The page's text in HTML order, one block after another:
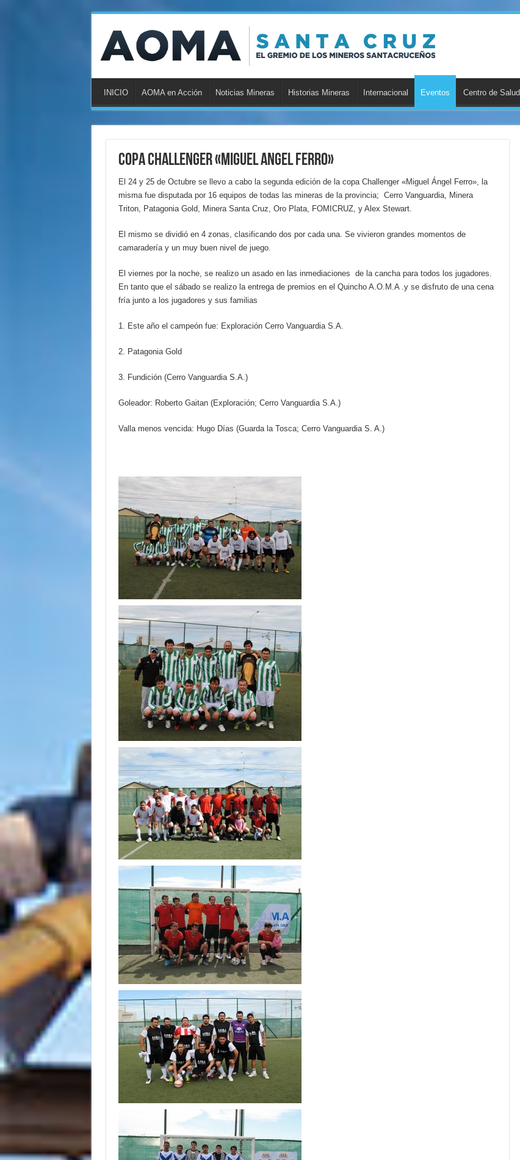
INICIO AOMA en Acción Noticias Mineras Historias Mineras Internacional Eventos Centro de Salud
Copa Challenger «Miguel Angel Ferro»
El 24 y 25 de Octubre se llevo a cabo la segunda edición de la copa Challenger «Miguel Ángel Ferro», la
misma fue disputada por 16 equipos de todas las mineras de la provincia; Cerro Vanguardia, Minera
Triton, Patagonia Gold, Minera Santa Cruz, Oro Plata, FOMICRUZ, y Alex Stewart.
El mismo se dividió en 4 zonas, clasificando dos por cada una. Se vivieron grandes momentos de
camaradería y un muy buen nivel de juego.
El viernes por la noche, se realizo un asado en las inmediaciones de la cancha para todos los jugadores.
En tanto que el sábado se realizo la entrega de premios en el Quincho A.O.M.A .y se disfruto de una cena
fría junto a los jugadores y sus familias
1. Este año el campeón fue: Exploración Cerro Vanguardia S.A.
2. Patagonia Gold
3. Fundición (Cerro Vanguardia S.A.)
Goleador: Roberto Gaitan (Exploración; Cerro Vanguardia S.A.)
Valla menos vencida: Hugo Días (Guarda la Tosca; Cerro Vanguardia S. A.)